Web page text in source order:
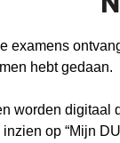
examens
hebt gedaan.
worden digitaal
op “Mijn